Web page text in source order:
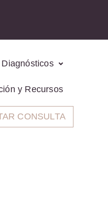
y Recursos
CONSULTA